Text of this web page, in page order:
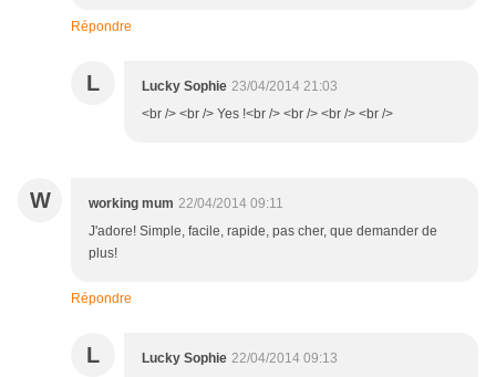
Répondre
L Lucky Sophie 23/04/2014 21:03
<br /> <br /> Yes !<br /> <br /> <br /> <br />
W working mum 22/04/2014 09:11
J'adore! Simple, facile, rapide, pas cher, que demander de
plus!
Répondre
L Lucky Sophie 22/04/2014 09:13